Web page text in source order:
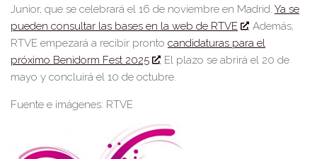
Junior, que se celebrará el 16 de noviembre en Madrid. Ya se
pueden consultar las bases en la web de RTVE
. Además,
RTVE empezará a recibir pronto candidaturas para el
próximo Benidorm Fest 2025
. El plazo se abrirá el 20de
mayo y concluirá el 10 de octubre.
Fuente e imágenes: RTVE